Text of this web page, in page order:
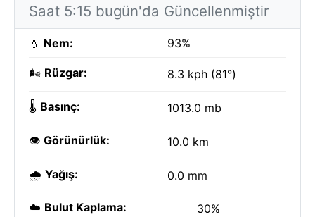
Saat 5:15 bugün'da Güncellenmiştir
💧 Nem: 93%
🌬️ Rüzgar: 8.3 kph (81°)
🌡️ Basınç: 1013.0 mb
👁️ Görünürlük: 10.0 km
🌧️ Yağış: 0.0 mm
☁️ Bulut Kaplama: 30%